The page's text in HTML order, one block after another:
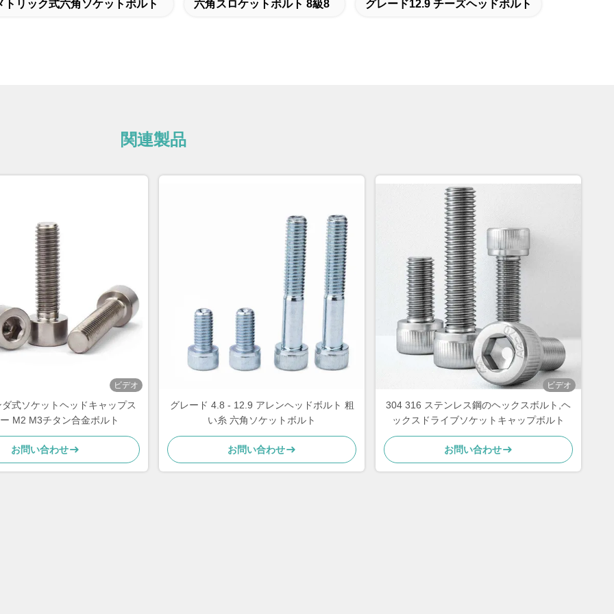
トリック式六角ソケットボルト 六角スロケットボルト 8級8 グレード12.9 チーズヘッドボルト
関連製品
ビデオ
式ソケットヘッドキャップス
M2 M3チタン合金ボルト
お問い合わせ
グレード 4.8 - 12.9 アレンヘッドボルト 粗
い糸 六角ソケットボルト
お問い合わせ
ビデオ
304 316 ステンレス鋼のヘックスボルト,ヘ
ックスドライブソケットキャップボルト
お問い合わせ